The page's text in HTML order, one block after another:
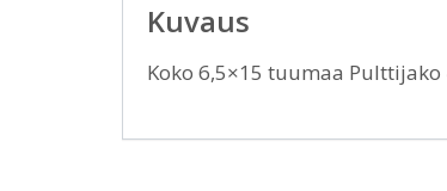
Kuvaus
Koko 6,5×15 tuumaa